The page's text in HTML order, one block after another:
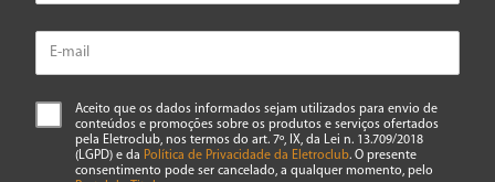
Aceito que os dados informados sejam utilizados para envio de
conteúdos e promoções sobre os produtos e serviços ofertados
pela Eletroclub, nos termos do art. 7º, IX, da Lei n. 13.709/2018
(LGPD) e da Política de Privacidade da Eletroclub. O presente
consentimento pode ser cancelado, a qualquer momento, pelo